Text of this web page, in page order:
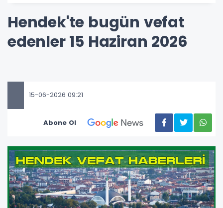
Hendek'te bugün vefat
edenler 15 Haziran 2026
15-06-2026 09:21
Abone Ol